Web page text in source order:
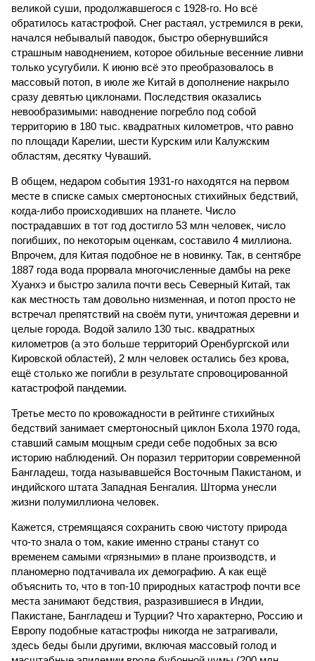
великой суши, продолжавшегося с 1928-го. Но всё
обратилось катастрофой. Снег растаял, устремился в реки,
начался небывалый паводок, быстро обернувшийся
страшным наводнением, которое обильные весенние ливни
только усугубили. К июню всё это преобразовалось в
массовый потоп, в июле же Китай в дополнение накрыло
сразу девятью циклонами. Последствия оказались
невообразимыми: наводнение погребло под собой
территорию в 180 тыс. квадратных километров, что равно
по площади Карелии, шести Курским или Калужским
областям, десятку Чуваший.
В общем, недаром события 1931-го находятся на первом
месте в списке самых смертоносных стихийных бедствий,
когда-либо происходивших на планете. Число
пострадавших в тот год достигло 53 млн человек, число
погибших, по некоторым оценкам, составило 4 миллиона.
Впрочем, для Китая подобное не в новинку. Так, в сентябре
1887 года вода прорвала многочисленные дамбы на реке
Хуанхэ и быстро залила почти весь Северный Китай, так
как местность там довольно низменная, и потоп просто не
встречал препятствий на своём пути, уничтожая деревни и
целые города. Водой залило 130 тыс. квадратных
километров (а это больше территорий Оренбургской или
Кировской областей), 2 млн человек остались без крова,
ещё столько же погибли в результате спровоцированной
катастрофой пандемии.
Третье место по кровожадности в рейтинге стихийных
бедствий занимает смертоносный циклон Бхола 1970 года,
ставший самым мощным среди себе подобных за всю
историю наблюдений. Он поразил территории современной
Бангладеш, тогда называвшейся Восточным Пакистаном, и
индийского штата Западная Бенгалия. Шторма унесли
жизни полумиллиона человек.
Кажется, стремящаяся сохранить свою чистоту природа
что-то знала о том, какие именно страны станут со
временем самыми «грязными» в плане производств, и
планомерно подтачивала их демографию. А как ещё
объяснить то, что в топ-10 природных катастроф почти все
места занимают бедствия, разразившиеся в Индии,
Пакистане, Бангладеш и Турции? Что характерно, Россию и
Европу подобные катастрофы никогда не затрагивали,
здесь беды были другими, включая массовый голод и